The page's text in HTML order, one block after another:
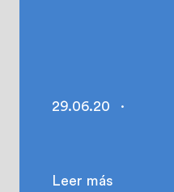
29.06.20 ·
Leer más